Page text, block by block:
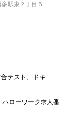
駅東２丁目５
テスト、ドキ
ローワーク求人番